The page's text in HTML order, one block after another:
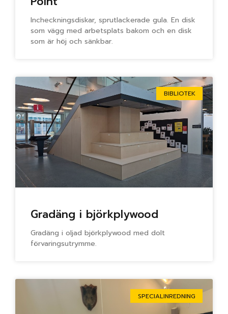
Incheckningsdiskar, sprutlackerade gula. En disk
som vägg med arbetsplats bakom och en disk
som är höj och sänkbar.
BIBLIOTEK
Gradäng i björkplywood
Gradäng i oljad björkplywood med dolt
förvaringsutrymme.
SPECIALINREDNING